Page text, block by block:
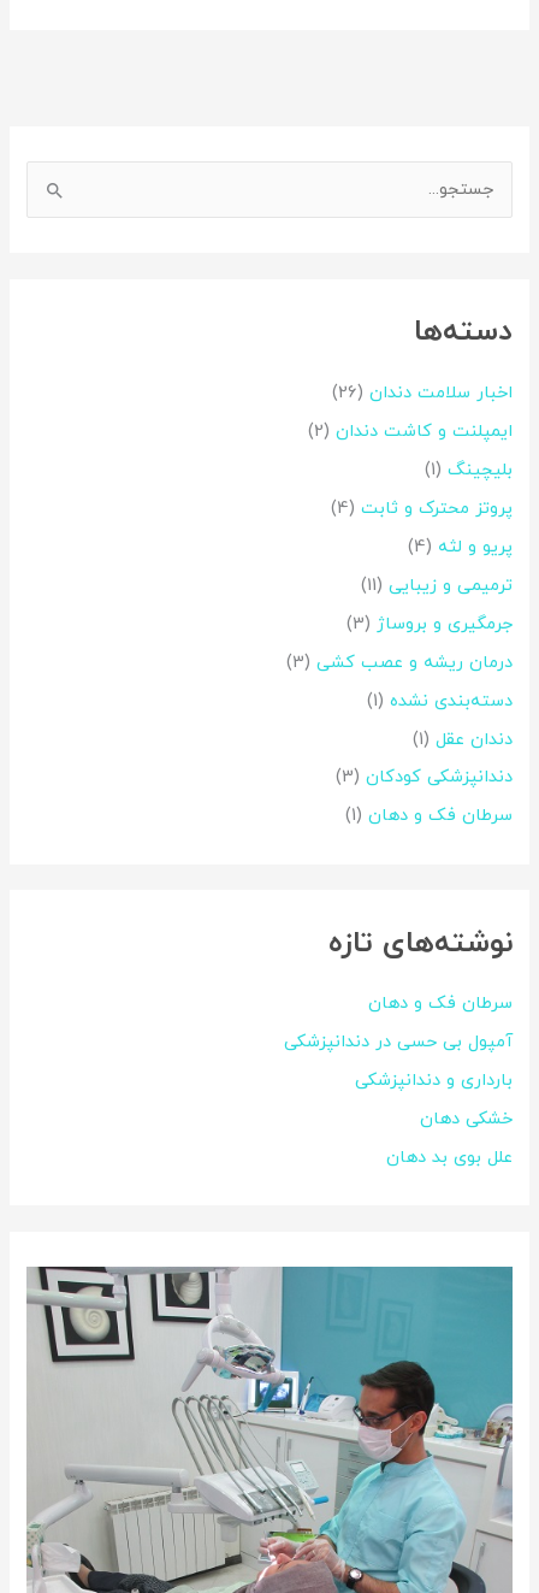
و
ر
ا
ی
:
دسته‌ها
اخبار سلامت دندان (26)
ایمپلنت و کاشت دندان (2)
بلیچینگ (1)
پروتز محترک و ثابت (4)
پریو و لثه (4)
ترمیمی و زیبایی (11)
جرمگیری و بروساژ (3)
درمان ریشه و عصب کشی (3)
دسته‌بندی نشده (1)
دندان عقل (1)
دندانپزشکی کودکان (3)
سرطان فک و دهان (1)
نوشته‌های تازه
سرطان فک و دهان
آمپول بی حسی در دندانپزشکی
بارداری و دندانپزشکی
خشکی دهان
علل بوی بد دهان